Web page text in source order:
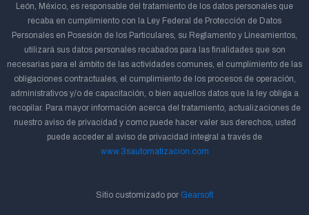
León, México, es responsable del tratamiento de los datos personales que
recaba en cumplimiento con la Ley Federal de Protección de Datos
Personales en Posesión de los Particulares, su Reglamento y Lineamientos,
utilizará sus datos personales recabados para las finalidades que son
necesarias para el ámbito de las actividades comunes, el cumplimiento de las
obligaciones contractuales, el cumplimiento de los procesos de operación,
administrativos y/o de capacitación, o bien aquellos datos que la ley obliga a
recopilar. Para mayor información acerca del tratamiento, actualizaciones de
nuestro aviso de privacidad y como puede hacer valer sus derechos, usted
puede acceder al aviso de privacidad integral a través de
www.3sautomatizacion.com
Sitio customizado por Gearsoft